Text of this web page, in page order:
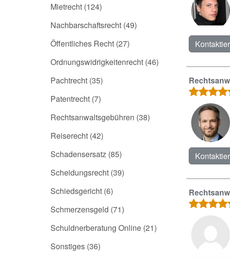
Mietrecht (124)
Nachbarschaftsrecht (49)
Öffentliches Recht (27)
Ordnungswidrigkeitenrecht (46)
Pachtrecht (35)
Patentrecht (7)
Rechtsanwaltsgebühren (38)
Reiserecht (42)
Schadensersatz (85)
Scheidungsrecht (39)
Schiedsgericht (6)
Schmerzensgeld (71)
Schuldnerberatung Online (21)
Sonstiges (36)